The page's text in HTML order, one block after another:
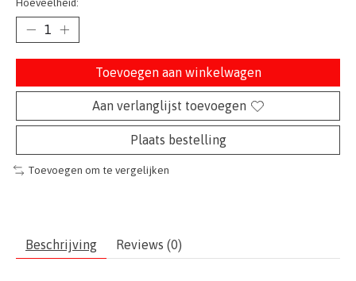
Hoeveelheid:
Toevoegen aan winkelwagen
Aan verlanglijst toevoegen
Plaats bestelling
Toevoegen om te vergelijken
Beschrijving Reviews (0)